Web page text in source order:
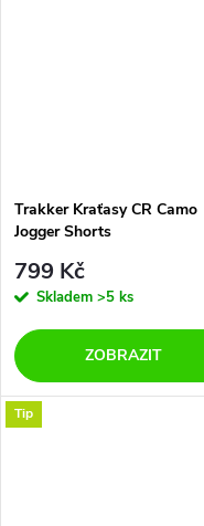
Trakker Kraťasy CR Camo
Jogger Shorts
799 Kč
Skladem >5 ks
ZOBRAZIT
Tip